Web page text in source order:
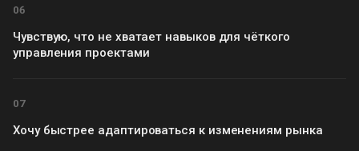
06
Чувствую, что не хватает навыков для чёткого
управления проектами
07
Хочу быстрее адаптироваться к изменениям рынка